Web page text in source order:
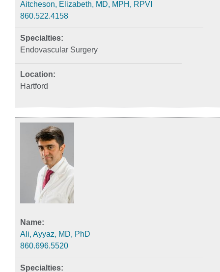
Aitcheson, Elizabeth, MD, MPH, RPVI
860.522.4158
Endovascular Surgery
Hartford
Ali, Ayyaz, MD, PhD
860.696.5520